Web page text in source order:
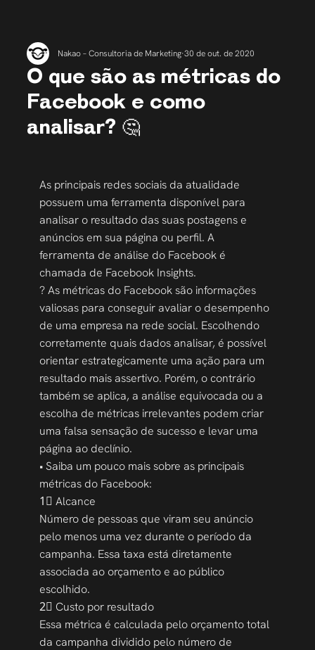
O que são as métricas do
Facebook e como
analisar? 🤔
Nakao – Consultoria de Marketing 30 de out. de 2020
As principais redes sociais da atualidade
possuem uma ferramenta disponível para
analisar o resultado das suas postagens e
anúncios em sua página ou perfil. A
ferramenta de análise do Facebook é
chamada de Facebook Insights.
? As métricas do Facebook são informações
valiosas para conseguir avaliar o desempenho
de uma empresa na rede social. Escolhendo
corretamente quais dados analisar, é possível
orientar estrategicamente uma ação para um
resultado mais assertivo. Porém, o contrário
também se aplica, a análise equivocada ou a
escolha de métricas irrelevantes podem criar
uma falsa sensação de sucesso e levar uma
página ao declínio.
• Saiba um pouco mais sobre as principais
métricas do Facebook:
1⃣ Alcance
Número de pessoas que viram seu anúncio
pelo menos uma vez durante o período da
campanha. Essa taxa está diretamente
associada ao orçamento e ao público
escolhido.
2⃣ Custo por resultado
Essa métrica é calculada pelo orçamento total
da campanha dividido pelo número de